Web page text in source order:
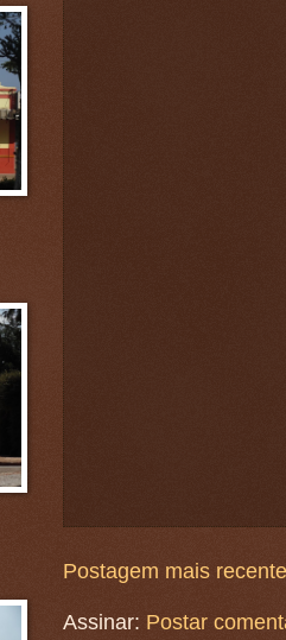
Postagem mais recente
Assinar: Postar